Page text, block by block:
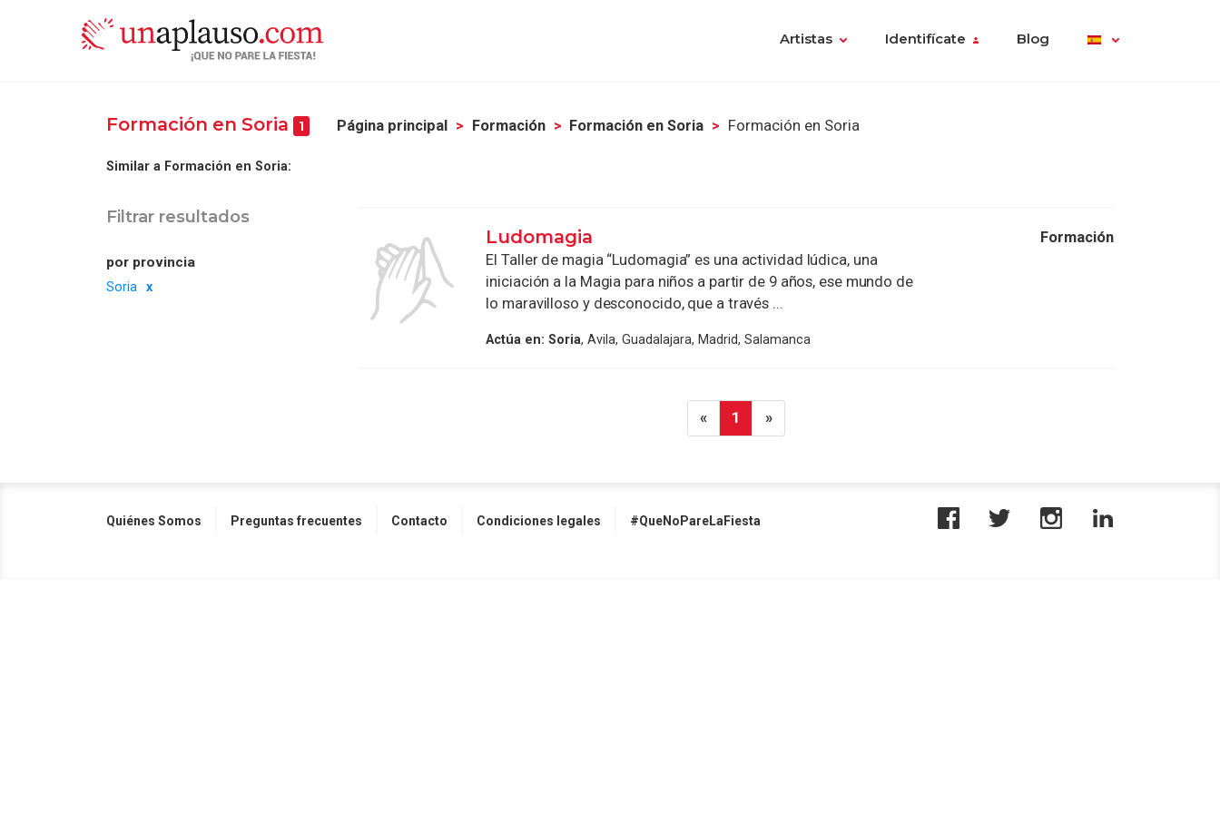
Artistas Identifícate Blog
Formación en Soria 1 Página principal Formación Formación en Soria Formación en Soria
Similar a Formación en Soria:
Filtrar resultados
por provincia
Soria
Ludomagia
El Taller de magia “Ludomagia” es una actividad lúdica, una
iniciación a la Magia para niños a partir de 9 años, ese mundo de
lo maravilloso y desconocido, que a través ...
Actúa en: Soria, Avila, Guadalajara, Madrid, Salamanca
Formación
« 1 »
Quiénes Somos Preguntas frecuentes Contacto Condiciones legales #QueNoPareLaFiesta